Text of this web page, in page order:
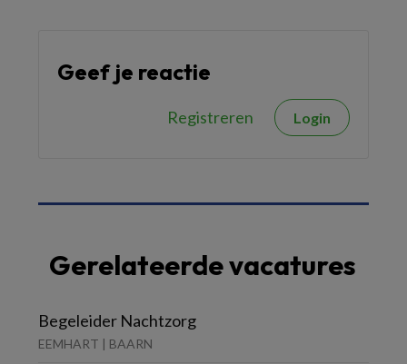
Geef je reactie
Registreren Login
Gerelateerde vacatures
Begeleider Nachtzorg
EEMHART | BAARN